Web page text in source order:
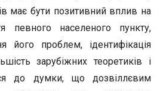
має бути позитивний вплив на
певного населеного пункту,
його проблем, ідентифікація
зарубіжних теоретиків і
до думки, що дозвіллєвим